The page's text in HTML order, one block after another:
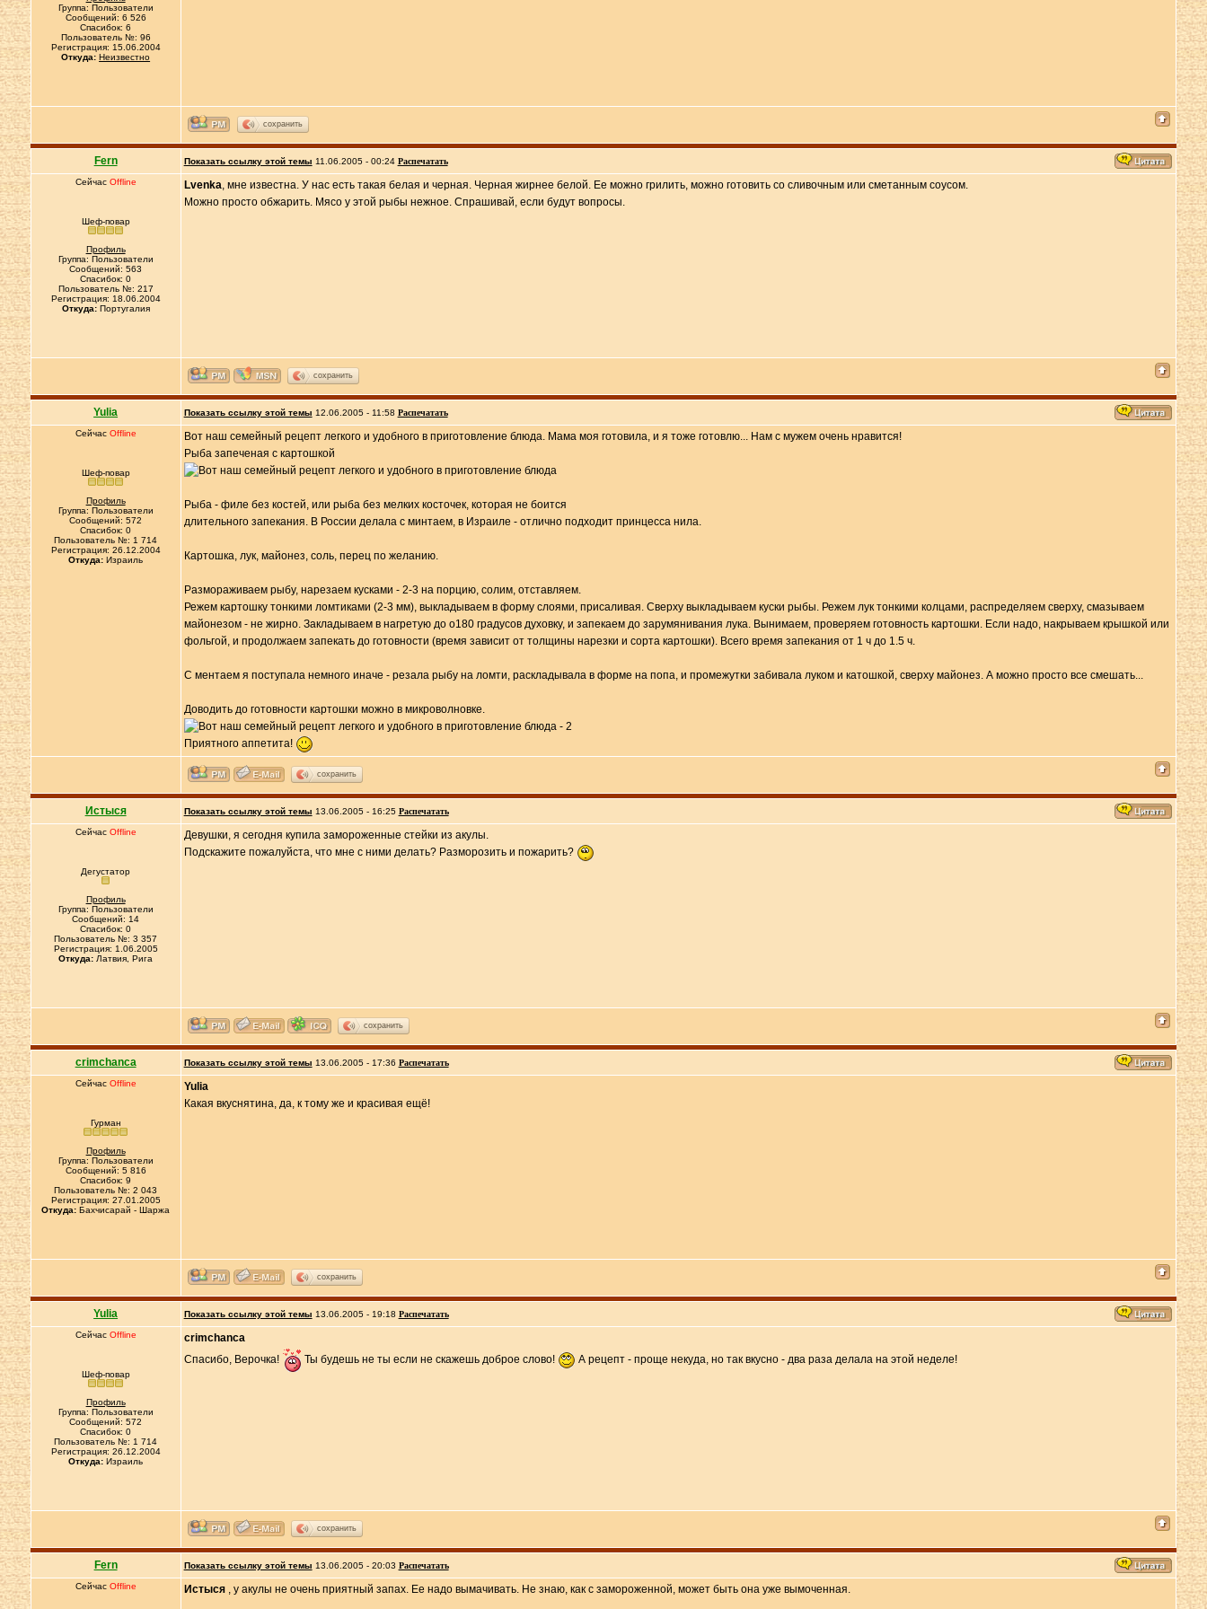
Группа: Пользователи
Сообщений: 6 526
Спасибок: 6
Пользователь №: 96
Регистрация: 15.06.2004
Откуда: Неизвестно
сохранить
Fern Показать ссылку этой темы 11.06.2005 - 00:24 Распечатать
Сейчас Offline
Шеф-повар
Профиль
Группа: Пользователи
Сообщений: 563
Спасибок: 0
Пользователь №: 217
Регистрация: 18.06.2004
Откуда:Португалия
Lvenka, мне известна. У нас есть такая белая и черная. Черная жирнее белой. Ее можно грилить, можно готовить со сливочным или сметанным соусом.
Можно просто обжарить. Мясо у этой рыбы нежное. Спрашивай, если будут вопросы.
сохранить
Yulia Показать ссылку этой темы 12.06.2005 - 11:58 Распечатать
Сейчас Offline
Шеф-повар
Профиль
Группа: Пользователи
Сообщений: 572
Спасибок: 0
Пользователь №: 1 714
Регистрация: 26.12.2004
Откуда: Израиль
Вот наш семейный рецепт легкого и удобного в приготовление блюда. Мама моя готовила, и я тоже готовлю... Нам с мужем очень нравится!
Рыба запеченая с картошкой
Рыба - филе без костей, или рыба без мелких косточек, которая не боится
длительного запекания. В России делала с минтаем, в Израиле - отлично подходит принцесса нила.
Картошка, лук, майонез, соль, перец по желанию.
Размораживаем рыбу, нарезаем кусками - 2-3 на порцию, солим, отставляем.
Режем картошку тонкими ломтиками (2-3 мм), выкладываем в форму слоями, присаливая. Сверху выкладываем куски рыбы. Режем лук тонкими колцами, распределяем сверху, смазываем
майонезом - не жирно. Закладываем в нагретую до о180 градусов духовку, и запекаем до зарумянивания лука. Вынимаем, проверяем готовность картошки. Если надо, накрываем крышкой или
фольгой, и продолжаем запекать до готовности (время зависит от толщины нарезки и сорта картошки). Всего время запекания от 1 ч до 1.5 ч.
С ментаем я поступала немного иначе - резала рыбу на ломти, раскладывала в форме на попа, и промежутки забивала луком и катошкой, сверху майонез. А можно просто все смешать...
Доводить до готовности картошки можно в микроволновке.
Приятного аппетита!
сохранить
Истыся Показать ссылку этой темы 13.06.2005 - 16:25 Распечатать
Сейчас Offline
Дегустатор
Профиль
Группа: Пользователи
Сообщений: 14
Спасибок: 0
Пользователь №: 3 357
Регистрация: 1.06.2005
Откуда: Латвия, Рига
Девушки, я сегодня купила замороженные стейки из акулы.
Подскажите пожалуйста, что мне с ними делать? Разморозить и пожарить?
сохранить
crimchanca Показать ссылку этой темы 13.06.2005 - 17:36 Распечатать
Сейчас Offline
Гурман
Профиль
Группа: Пользователи
Сообщений: 5 816
Спасибок: 9
Пользователь №: 2 043
Регистрация: 27.01.2005
Откуда: Бахчисарай - Шаржа
Yulia
Какая вкуснятина, да, к тому же и красивая ещё!
сохранить
Yulia Показать ссылку этой темы 13.06.2005 - 19:18 Распечатать
Сейчас Offline
Шеф-повар
Профиль
Группа: Пользователи
Сообщений: 572
Спасибок: 0
Пользователь №: 1 714
Регистрация: 26.12.2004
Откуда: Израиль
crimchanca
Спасибо, Верочка!
Ты будешь не ты если не скажешь доброе слово! А рецепт - проще некуда, но так вкусно - два раза делала на этой неделе!
сохранить
Fern Показать ссылку этой темы 13.06.2005 - 20:03 Распечатать
Сейчас Offline Истыся, у акулы не очень приятный запах. Ее надо вымачивать. Не знаю, как с замороженной, может быть она уже вымоченная.